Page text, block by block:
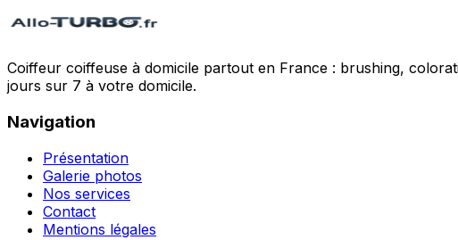
Coiffeur coiffeuse à domicile partout en France : brushing,
jours sur 7 à votre domicile.
Navigation
Présentation
Galerie photos
Nos services
Contact
Mentions légales